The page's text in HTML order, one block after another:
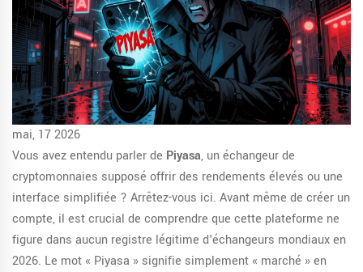
mai, 17 2026
Vous avez entendu parler de Piyasa, un échangeur de
cryptomonnaies supposé offrir des rendements élevés ou une
interface simplifiée ? Arrêtez-vous ici. Avant même de créer un
compte, il est crucial de comprendre que cette plateforme ne
figure dans aucun registre légitime d'échangeurs mondiaux en
2026. Le mot « Piyasa » signifie simplement « marché » en